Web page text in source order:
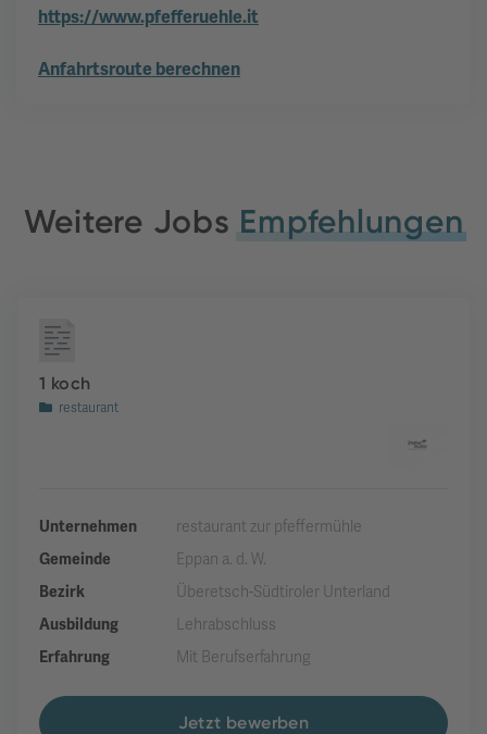
https://www.pfefferuehle.it
Anfahrtsroute berechnen
Weitere Jobs Empfehlungen
1 koch
restaurant
Unternehmen
restaurant zur pfeffermühle
Gemeinde
Eppan a. d. W.
Bezirk
Überetsch-Südtiroler Unterland
Ausbildung
Lehrabschluss
Erfahrung
Mit Berufserfahrung
Jetzt bewerben